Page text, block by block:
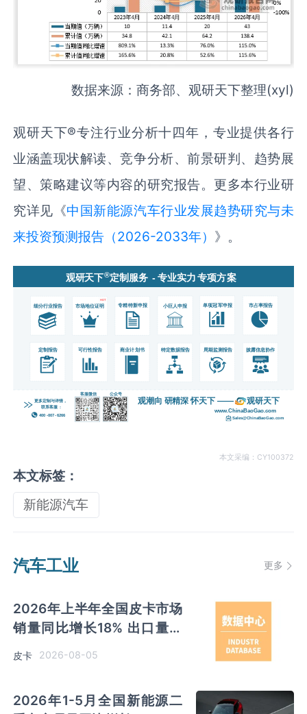
数据来源：商务部、观研天下整理(xyl)
观研天下®专注行业分析十四年，专业提供各行
业涵盖现状解读、竞争分析、前景研判、趋势展
望、策略建议等内容的研究报告。更多本行业研
究详见《中国新能源汽车行业发展趋势研究与未
来投资预测报告（2026-2033年） 》。
本文采编：CY100372
本文标签：
新能源汽车
汽车工业 更多
2026年上半年全国皮卡市场
销量同比增长18% 出口量同
先
皮卡 2026-08-05
2026年1-5月全国新能源二